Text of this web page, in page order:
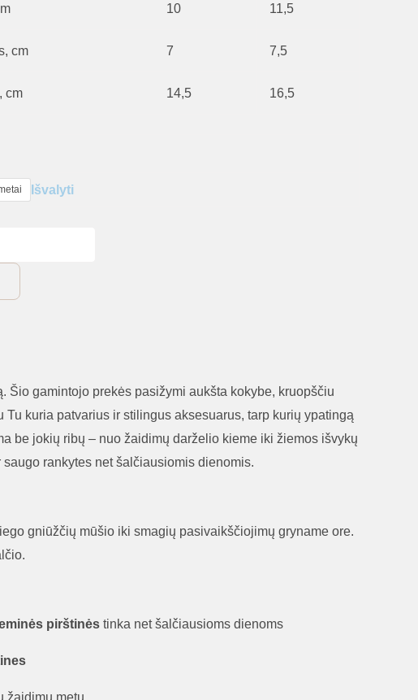
10 11,5
cm 7 7,5
cm 14,5 16,5
Išvalyti
Šio gamintojo prekės pasižymi aukšta kokybe, kruopščiu
kuria patvarius ir stilingus aksesuarus, tarp kurių ypatingą
be jokių ribų – nuo žaidimų darželio kieme iki žiemos išvykų
rankytes net šalčiausiomis dienomis.
gniūžčių mūšio iki smagių pasivaikščiojimų gryname ore.
pirštinės tinka net šalčiausioms dienoms
žaidimų metu